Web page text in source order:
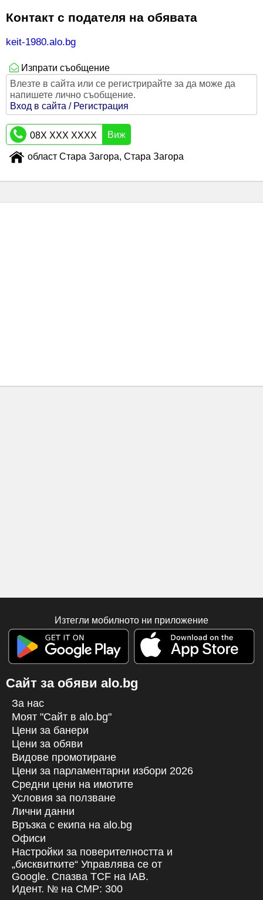
Контакт с подателя на обявата
keit-1980.alo.bg
Изпрати съобщение
Влезте в сайта или се регистрирайте за да може да
напишете лично съобщение.
Вход в сайта / Регистрация
08X XXX XXXX Виж
област Стара Загора, Стара Загора
Изтегли мобилното ни приложение
Сайт за обяви alo.bg
За нас
Моят "Сайт в alo.bg"
Цени за банери
Цени за обяви
Видове промотиране
Цени за парламентарни избори 2026
Средни цени на имотите
Условия за ползване
Лични данни
Връзка с екипa на alo.bg
Офиси
Настройки за поверителността и
„бисквитките“ Управлява се от
Google. Спазва TCF на IAB.
Идент. № на CMP: 300